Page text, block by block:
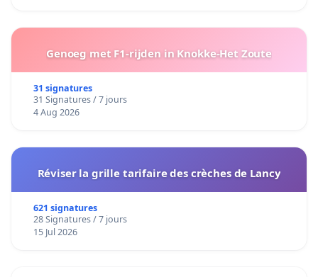
Genoeg met F1-rijden in Knokke-Het Zoute
31 signatures
31 Signatures / 7 jours
4 Aug 2026
Réviser la grille tarifaire des crèches de Lancy
621 signatures
28 Signatures / 7 jours
15 Jul 2026